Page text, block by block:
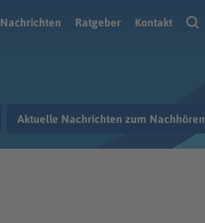
Nachrichten Ratgeber Kontakt
Aktuelle Nachrichten zum Nachhören